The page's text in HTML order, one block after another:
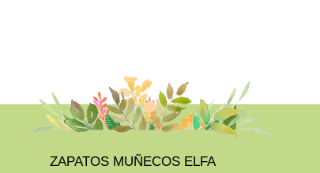
ZAPATOS MUÑECOS ELFA